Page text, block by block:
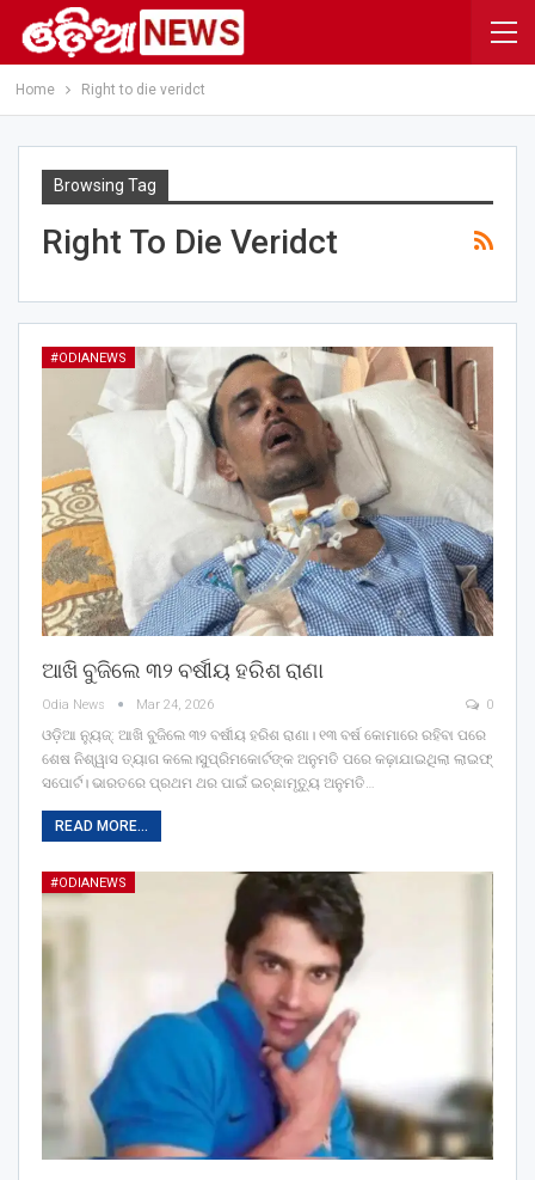
Home Right to die veridct
Browsing Tag
Right To Die Veridct
#ODIANEWS
ଆଖି ବୁଜିଲେ ୩୨ ବର୍ଷୀୟ ହରିଶ ରାଣା
Odia News Mar 24, 2026 0
ଓଡ଼ିଆ ନ୍ୟୁଜ୍: ଆଖି ବୁଜିଲେ ୩୨ ବର୍ଷୀୟ ହରିଶ ରାଣା। ୧୩ ବର୍ଷ କୋମାରେ ରହିବା ପରେ
ଶେଷ ନିଶ୍ୱାସ ତ୍ୟାଗ କଲେ।ସୁପ୍ରିମକୋର୍ଟଙ୍କ ଅନୁମତି ପରେ କଢ଼ାଯାଇଥିଲା ଲାଇଫ୍
ସପୋର୍ଟ। ଭାରତରେ ପ୍ରଥମ ଥର ପାଇଁ ଇଚ୍ଛାମୃତ୍ୟୁ ଅନୁମତି…
READ MORE...
#ODIANEWS